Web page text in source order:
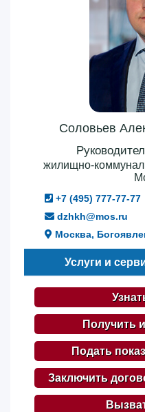
Соловьев
жилищно-
+7 (495) 777-77-77
dzhkh@mos.ru
Москва,
Услуги и
Получить
Подать
Заключить